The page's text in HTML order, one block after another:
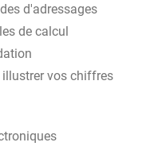
d'adressages
de calcul
illustrer vos chiffres